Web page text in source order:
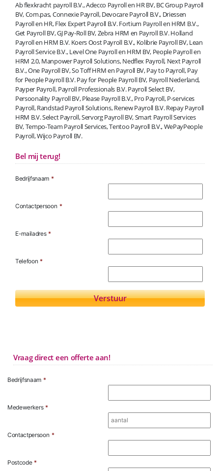
Ab flexkracht payroll B.V., Adecco Payroll en HR BV, BC Group Payroll
BV, Com.pas, Connexie Payroll, Devocare Payroll B.V., Driessen
Payroll en HR, Flex Expert Payroll B.V. Fortium Payroll en HRM B.V.,
Get Payroll BV, GJ Pay-Roll BV, Zebra HRM en Payroll B.V. Holland
Payroll en HRM B.V. Koers Oost Payroll B.V., Kolibrie Payroll BV, Lean
Payroll Service B.V., Level One Payroll en HRM BV, People Payroll en
HRM 2.0, Manpower Payroll Solutions, Nedflex Payroll, Next Payroll
B.V., One Payroll BV, So Toff HRM en Payroll BV, Pay to Payroll, Pay
for People Payroll B.V. Pay for People Payroll BV, Payroll Nederland,
Payper Payroll, Payroll Professionals B.V. Payroll Select BV,
Persoonality Payroll BV, Please Payroll B.V., Pro Payroll, P-services
Payroll, Randstad Payroll Solutions, Renew Payroll B.V. Repay Payroll
HRM B.V. Select Payroll, Servorg Payroll BV, Smart Payroll Services
BV, Tempo-Team Payroll Services, Tentoo Payroll B.V., WePayPeople
Payroll, Wijco Payroll BV.
Bel mij terug!
Bedrijfsnaam *
Contactpersoon *
E-mailadres *
Telefoon *
Vraag direct een offerte aan!
Bedrijfsnaam *
Medewerkers *
Contactpersoon *
Postcode *